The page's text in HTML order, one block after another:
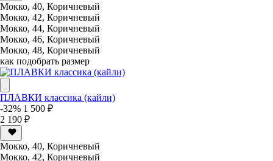
Мокко, 40, Коричневый
Мокко, 42, Коричневый
Мокко, 44, Коричневый
Мокко, 46, Коричневый
Мокко, 48, Коричневый
как подобрать размер
ПЛАВКИ классика (кайли)
-32% 1 500 ₽
2 190 ₽
Мокко, 40, Коричневый
Мокко, 42, Коричневый